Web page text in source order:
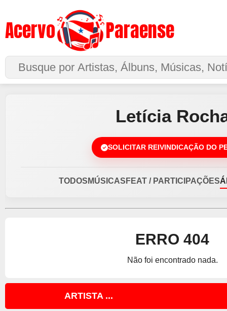
Acervo Paraense
Buscar no Site
Letícia
SOLICITAR REIVINDICAÇÃO DO
TODOS MÚSICAS FEAT / PARTICIPAÇÕES
ERRO 404
Não foi encontrado nada.
ARTISTA ...